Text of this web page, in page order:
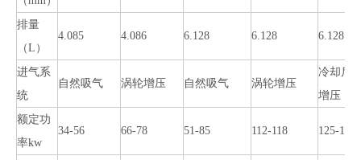
排量
（L）
4.085 4.086 6.128 6.128 6.128
进气系
统
自然吸气 涡轮增压 自然吸气 涡轮增压
冷却后
增压
额定功
率kw
34-56 66-78 51-85 112-118 125-141